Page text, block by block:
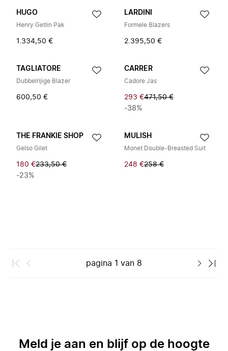
HUGO
Henry Getlin Pak
1.334,50 €
LARDINI
Formele Blazers
2.395,50 €
TAGLIATORE
Dubbelrijige Blazer
600,50 €
CARRER
Cadore Jas
293 €471,50 €
-38%
THE FRANKIE SHOP
Gelso Gilet
180 €233,50 €
-23%
MULISH
Monet Double-Breasted Suit
248 €258 €
pagina 1 van 8
Meld je aan en blijf op de hoogte